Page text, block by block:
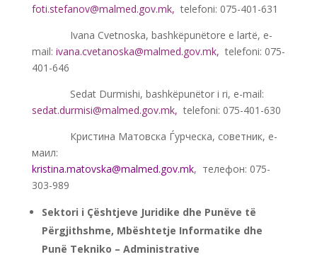
foti.stefanov@malmed.gov.mk, telefoni: 075-401-631
Ivana Cvetnoska, bashkëpunëtore e lartë, e-
mail: ivana.cvetanoska@malmed.gov.mk, telefoni: 075-
401-646
Sedat Durmishi, bashkëpunëtor i ri, e-mail:
sedat.durmisi@malmed.gov.mk, telefoni: 075-401-630
Кристина Матовска Ѓурческа, советник, е-
маил:
kristina.matovska@malmed.gov.mk, телефон: 075-
303-989
Sektori i Çështjeve Juridike dhe Punëve të
Përgjithshme, Mbështetje Informatike dhe
Punë Tekniko – Administrative